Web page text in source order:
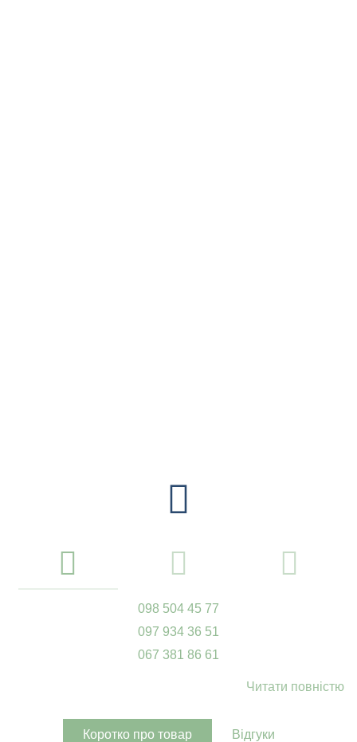
098 504 45 77
097 934 36 51
067 381 86 61
Читати повністю
Коротко про товар Відгуки